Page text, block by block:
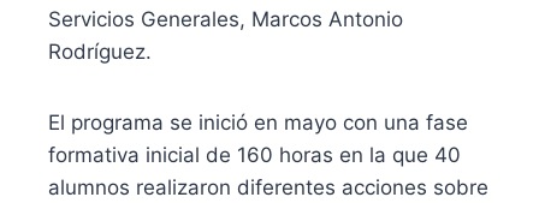
Servicios Generales, Marcos Antonio
Rodríguez.
El programa se inició en mayo con una fase
formativa inicial de 160 horas en la que 40
alumnos realizaron diferentes acciones sobre